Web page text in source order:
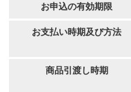
お申込の有効期限
お支払い時期及び方法
商品引渡し時期